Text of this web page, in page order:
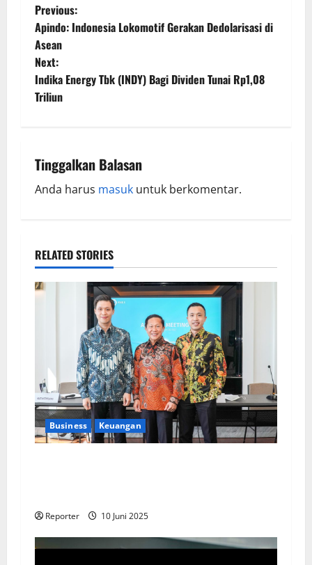
Previous:
Apindo: Indonesia Lokomotif Gerakan Dedolarisasi di
Asean
Next:
Indika Energy Tbk (INDY) Bagi Dividen Tunai Rp1,08
Triliun
Tinggalkan Balasan
Anda harus masuk untuk berkomentar.
RELATED STORIES
Business Keuangan
Reporter 10 Juni 2025